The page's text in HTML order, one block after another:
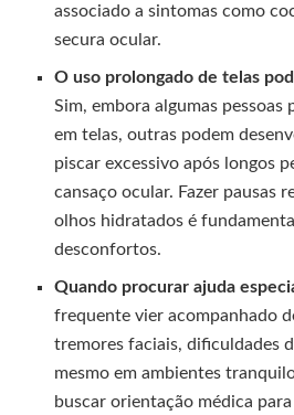
associado a sintomas como
secura ocular.
O uso prolongado de telas
Sim, embora algumas pessoas
em telas, outras podem
piscar excessivo após longos
cansaço ocular. Fazer pausas
olhos hidratados é
desconfortos.
Quando procurar ajuda
frequente vier acompanhado
tremores faciais, dificuldades
mesmo em ambientes
buscar orientação médica